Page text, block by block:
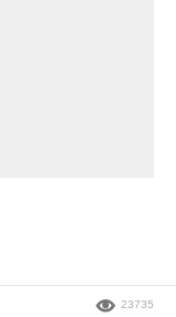
23735